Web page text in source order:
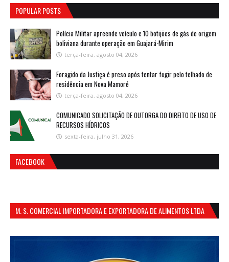
POPULAR POSTS
Polícia Militar apreende veículo e 10 botijões de gás de origem
boliviana durante operação em Guajará-Mirim
terça-feira, agosto 04, 2026
Foragido da Justiça é preso após tentar fugir pelo telhado de
residência em Nova Mamoré
terça-feira, agosto 04, 2026
COMUNICADO SOLICITAÇÃO DE OUTORGA DO DIREITO DE USO DE
RECURSOS HÍDRICOS
sexta-feira, julho 31, 2026
FACEBOOK
M. S. COMERCIAL IMPORTADORA E EXPORTADORA DE ALIMENTOS LTDA